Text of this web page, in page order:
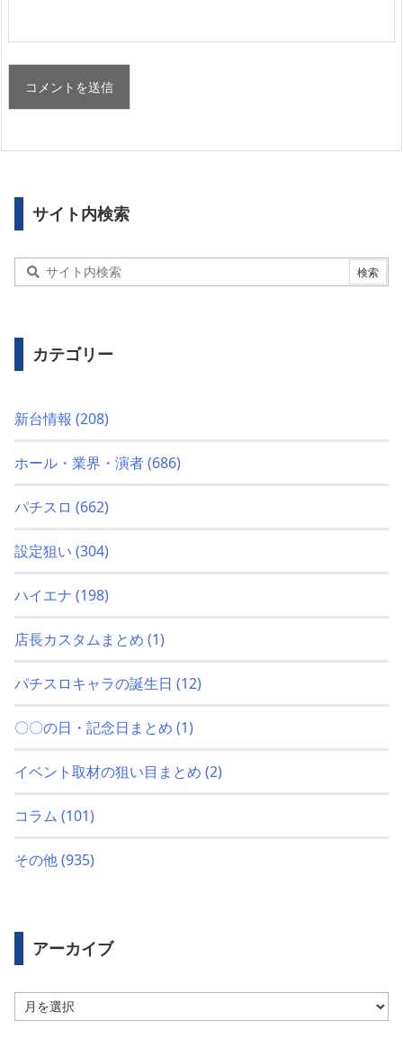
サイト内検索
カテゴリー
新台情報 (208)
ホール・業界・演者(686)
パチスロ (662)
設定狙い (304)
ハイエナ (198)
店長カスタムまとめ (1)
パチスロキャラの誕生日 (12)
〇〇の日・記念日まとめ (1)
イベント取材の狙い目まとめ (2)
コラム (101)
その他(935)
アーカイブ
ー